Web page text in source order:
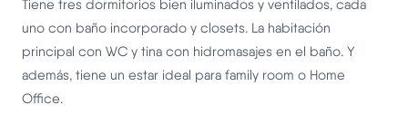
Tiene tres dormitorios bien iluminados y ventilados, cada
uno con baño incorporado y closets. La habitación
principal con WC y tina con hidromasajes en el baño. Y
además, tiene un estar ideal para family room o Home
Office.